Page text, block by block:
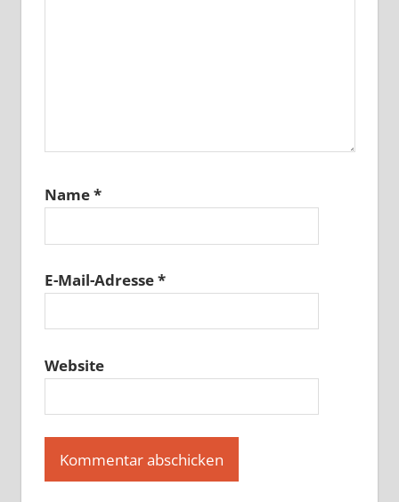
Name*
E-Mail-Adresse*
Website